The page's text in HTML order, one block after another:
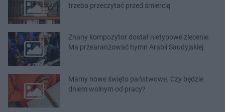
trzeba przeczytać przed śmiercią
Znany kompozytor dostał nietypowe zlecenie.
Ma przearanżować hymn Arabii Saudyjskiej
Mamy nowe święto państwowe. Czy będzie
dniem wolnym od pracy?